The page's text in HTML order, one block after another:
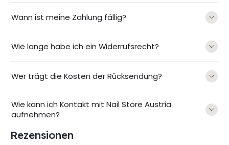
Wann ist meine Zahlung fällig?
Wie lange habe ich ein Widerrufsrecht?
Wer trägt die Kosten der Rücksendung?
Wie kann ich Kontakt mit Nail Store Austria
aufnehmen?
Rezensionen